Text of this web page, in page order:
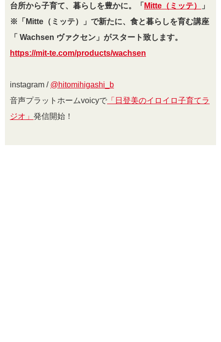
台所から子育て、暮らしを豊かに。「 Mitte（ミッテ）
」
※「Mitte（ミッテ）」で新たに、食と暮らしを育む講座
「 Wachsen ヴァクセン」がスタート致します。
https://mit-te.com/products/wachsen
instagram / @hitomihigashi_b
音声プラットホームvoicyで 「日登美のイロイロ子育てラ
ジオ」 発信開始！